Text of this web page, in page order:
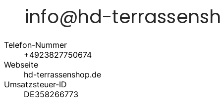
Telefon-Nummer
+4923827750674
Webseite
hd-terrassenshop.de
Umsatzsteuer-ID
DE358266773